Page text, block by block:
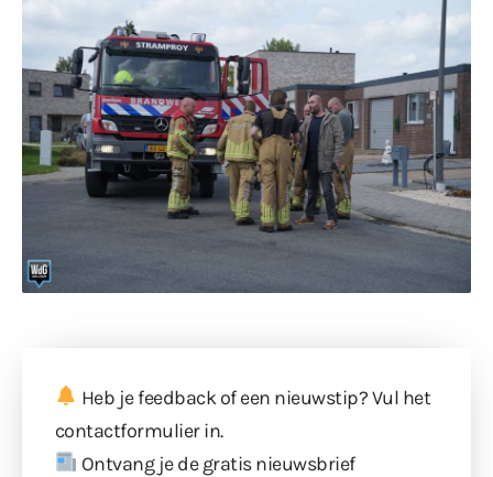
Heb je feedback of een nieuwstip? Vul het
contactformulierin.
Ontvang je de gratis nieuwsbrief